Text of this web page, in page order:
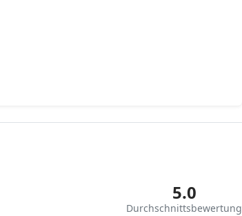
5.0
Durchschnittsbewertung